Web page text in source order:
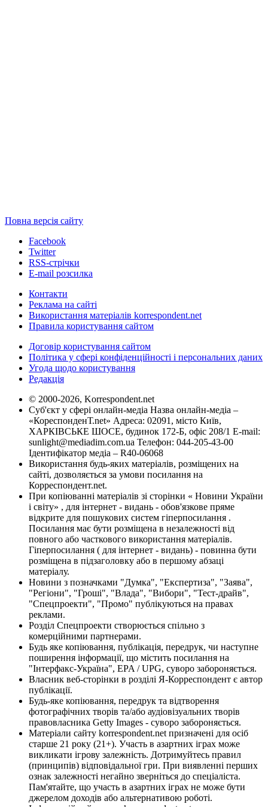
Повна версія сайту
Facebook
Twitter
RSS-стрічки
E-mail розсилка
Контакти
Реклама на сайті
Використання матеріалів korrespondent.net
Правила користування сайтом
Договір користування сайтом
Політика у сфері конфіденційності і персональних даних
Угода щодо користування
Редакція
© 2000-2026, Korrespondent.net
Суб'єкт у сфері онлайн-медіа Назва онлайн-медіа –
«КореспонденТ.net» Адреса: 02091, місто Київ,
ХАРКІВСЬКЕ ШОСЕ, будинок 172-Б, офіс 208/1 E-mail:
sunlight@mediadim.com.ua Телефон: 044-205-43-00
Ідентифікатор медіа – R40-06068
Використання будь-яких матеріалів, розміщених на
сайті, дозволяється за умови посилання на
Корреспондент.net.
При копіюванні матеріалів зі сторінки « Новини України
і світу» , для інтернет - видань - обов'язкове пряме
відкрите для пошукових систем гіперпосилання .
Посилання має бути розміщена в незалежності від
повного або часткового використання матеріалів.
Гіперпосилання ( для інтернет - видань) - повинна бути
розміщена в підзаголовку або в першому абзаці
матеріалу.
Новини з позначками "Думка", "Експертиза", "Заява",
"Регіони", "Гроші", "Влада", "Вибори", "Тест-драйв",
"Спецпроекти", "Промо" публікуються на правах
реклами.
Розділ Спецпроекти створюється спільно з
комерційними партнерами.
Будь яке копіювання, публікація, передрук, чи наступне
поширення інформації, що містить посилання на
"Інтерфакс-Україна", EPA / UPG, суворо забороняється.
Власник веб-сторінки в розділі Я-Корреспондент є автор
публікації.
Будь-яке копіювання, передрук та відтворення
фотографічних творів та/або аудіовізуальних творів
правовласника Getty Images - суворо забороняється.
Матеріали сайту korrespondent.net призначені для осіб
старше 21 року (21+). Участь в азартних іграх може
викликати ігрову залежність. Дотримуйтесь правил
(принципів) відповідальної гри. При виявленні перших
ознак залежності негайно зверніться до спеціаліста.
Пам'ятайте, що участь в азартних іграх не може бути
джерелом доходів або альтернативою роботі.